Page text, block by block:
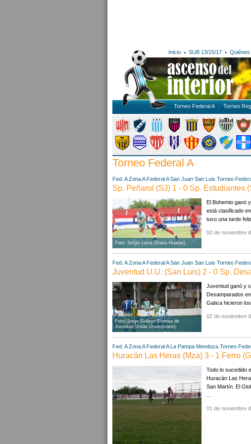
Inicio SUB 13/15/17
Torneo Federal A Torneo
Torneo Federal A
Fed. A Zona A Federal A San Juan San Luis Torneo
Sp. Peñarol (SJ) 1 - 0 Sp. Estudiantes
Foto: Sergio Leiva (Diario Huarpe).
El Bohemio ganó
está clasificado
tuvo una tarde
02 de noviembre
Fed. A Zona A Federal A San Juan San Luis Torneo
Juventud U.U. (San Luis) 2 - 0 Sp.
Foto: Jorge Gallego (Prensa de
Juventud Unida Universitario).
Juventud ganó y
Desamparados
Gatica hicieron
02 de noviembre
Fed. A Zona A Federal A La Pampa Mendoza Torneo
Huracán Las Heras (Mza) 3 - 1 Ferro
Todo lo sucedido
Huracán Las
San Martín. El
01 de noviembre